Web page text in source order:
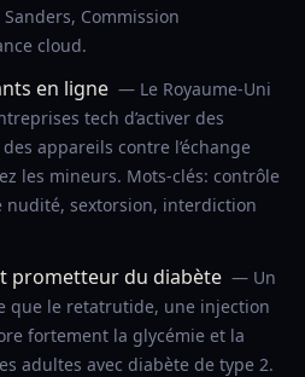
Commission
cloud.
en ligne — Le Royaume-Uni
tech d’activer des
appareils contre l’échange
les mineurs. Mots-clés: contrôle
nudité, sextorsion, interdiction
prometteur du diabète — Un
que le retatrutide, une injection
fortement la glycémie et la
adultes avec diabète de type 2.